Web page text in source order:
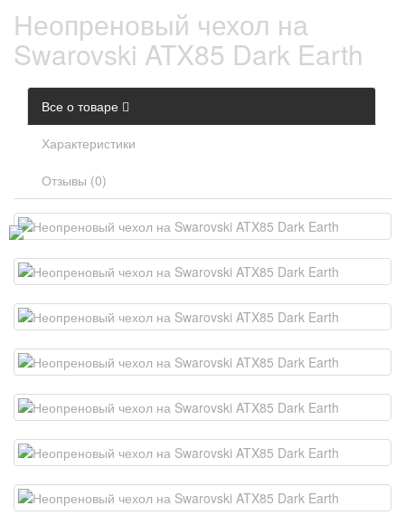
Неопреновый чехол на
Swarovski ATX85 Dark Earth
Все о товаре
Характеристики
Отзывы (0)